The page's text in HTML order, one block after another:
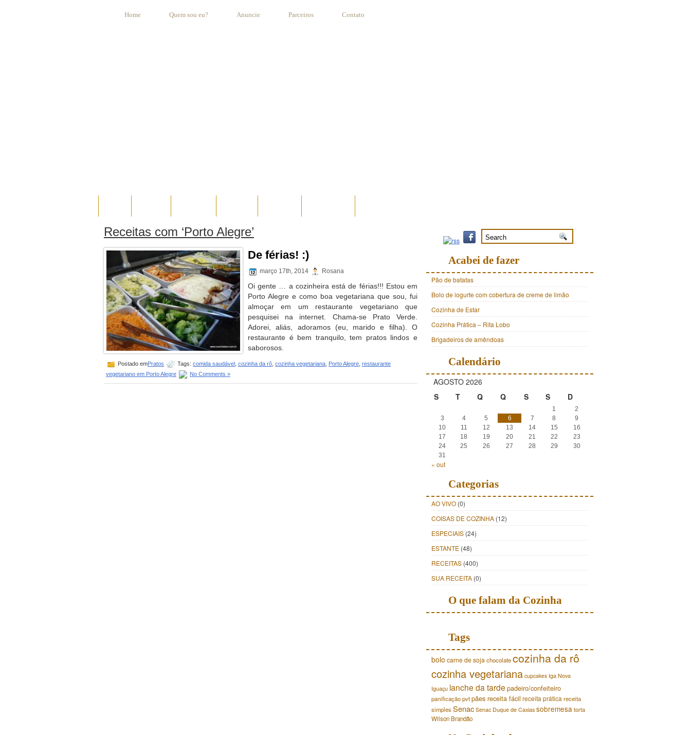
Home Quem sou eu? Anuncie Parceiros Contato
Receitas com ‘Porto Alegre’
De férias! :)
março 17th, 2014 Rosana
Oi gente … a cozinheira está de férias!!! Estou em
Porto Alegre e como boa vegetariana que sou, fui
almoçar em um restaurante vegetariano que
pesquisei na internet. Chama-se Prato Verde.
Adorei, aliás, adoramos (eu, marido e filha). O
restaurante é bem tranquilo, tem pratos lindos e
saborosos.
Postado emPratos Tags: comida saudável cozinha da rô cozinha vegetariana Porto Alegre restaurante
vegetariano em Porto Alegre
No Comments »
Acabei de fazer
Pão de batatas
Bolo de iogurte com cobertura de creme de limão
Cozinha de Estar
Cozinha Prática – Rita Lobo
Brigadeiros de amêndoas
Calendário
AGOSTO 2026
S
T Q Q S S D
1
2
3
4 5 6 7 8
9
10
11 12 13 14 15
16
17
18 19 20 21 22
23
24
25 26 27 28 29
30
31
« out
Categorias
AO VIVO (0)
COISAS DE COZINHA (12)
ESPECIAIS (24)
ESTANTE (48)
RECEITAS (400)
SUA RECEITA (0)
O que falam da Cozinha
Tags
bolo carne de soja chocolatecozinha da rô
cozinha vegetariana cupcakes Iga Nova
Iguaçu lanche da tarde padeiro/confeiteiro
panificaçãopvtpães receita fácil receita prática receita
simplesSenac Senac Duque de Caxias sobremesatorta
Wilson Brandão